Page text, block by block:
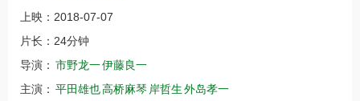
上映： 2018-07-07
片长： 24分钟
导演： 市野龙一伊藤良一
主演： 平田雄也高桥麻琴 岸哲生外岛孝一